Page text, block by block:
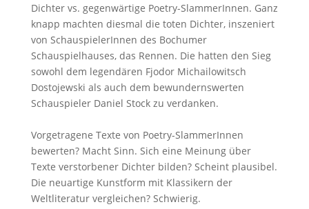
Dichter vs. gegenwärtige Poetry-SlammerInnen. Ganz
knapp machten diesmal die toten Dichter, inszeniert
von SchauspielerInnen des Bochumer
Schauspielhauses, das Rennen. Die hatten den Sieg
sowohl dem legendären Fjodor Michailowitsch
Dostojewski als auch dem bewundernswerten
Schauspieler Daniel Stock zu verdanken.
Vorgetragene Texte von Poetry-SlammerInnen
bewerten? Macht Sinn. Sich eine Meinung über
Texte verstorbener Dichter bilden? Scheint plausibel.
Die neuartige Kunstform mit Klassikern der
Weltliteratur vergleichen? Schwierig.